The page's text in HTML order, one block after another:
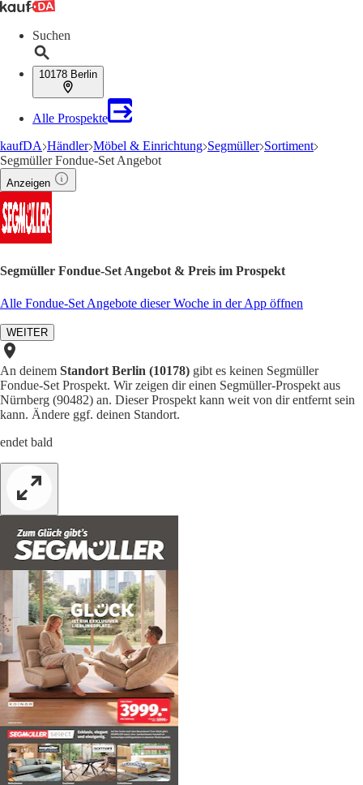
Suchen
10178 Berlin
Alle Prospekte
kaufDA Händler Möbel & Einrichtung Segmüller Sortiment
Segmüller Fondue-Set Angebot
Anzeigen
Segmüller Fondue-Set Angebot & Preis im Prospekt
Alle Fondue-Set Angebote dieser Woche in der App öffnen
WEITER
An deinem Standort Berlin (10178) gibt es keinen Segmüller
Fondue-Set Prospekt. Wir zeigen dir einen Segmüller-Prospekt aus
Nürnberg (90482) an. Dieser Prospekt kann weit von dir entfernt sein
kann. Ändere ggf. deinen Standort.
endet bald